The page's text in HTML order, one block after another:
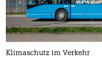
Klimaschutz im Verkehr